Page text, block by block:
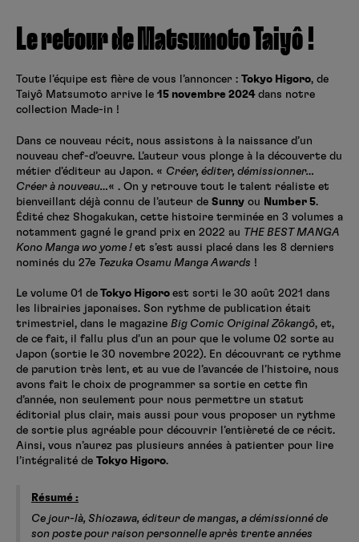
Le retour de Matsumoto Taiyô !
Toute l’équipe est fière de vous l’annoncer : Tokyo Higoro, de
Taiyô Matsumoto arrive le 15 novembre 2024dans notre
collection Made-in !
Dans ce nouveau récit, nous assistons à la naissance d’un
nouveau chef-d’oeuvre. L’auteur vous plonge à la découverte du
métier d’éditeur au Japon. « Créer, éditer, démissionner…
Créer à nouveau…« . On y retrouve tout le talent réaliste et
bienveillant déjà connu de l’auteur de Sunny ou Number 5.
Édité chez Shogakukan, cette histoire terminée en 3 volumes a
notamment gagné le grand prix en 2022 au THE BEST MANGA
Kono Manga wo yome ! et s’est aussi placé dans les 8 derniers
nominés du 27e Tezuka Osamu Manga Awards !
Le volume 01 de Tokyo Higoro est sorti le 30 août 2021 dans
les librairies japonaises. Son rythme de publication était
trimestriel, dans le magazine Big Comic Original Zôkangô, et,
de ce fait, il fallu plus d’un an pour que le volume 02 sorte au
Japon (sortie le 30 novembre 2022). En découvrant ce rythme
de parution très lent, et au vue de l’avancée de l’histoire, nous
avons fait le choix de programmer sa sortie en cette fin
d’année, non seulement pour nous permettre un statut
éditorial plus clair, mais aussi pour vous proposer un rythme
de sortie plus agréable pour découvrir l’entièreté de ce récit.
Ainsi, vous n’aurez pas plusieurs années à patienter pour lire
l’intégralité de Tokyo Higoro.
Résumé :
Ce jour-là, Shiozawa, éditeur de mangas, a démissionné de
son poste pour raison personnelle après trente années
Se connecter S’inscrire
Hunter x Hunter
Black Butler